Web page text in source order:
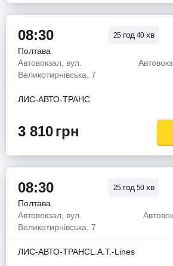
08:30 25 год 40 хв
Полтава
Автовокзал, вул.
Великотирнівська, 7
ЛИС-АВТО-ТРАНС
3 810грн
08:30 25 год 50 хв
Полтава
Автовокзал, вул.
Великотирнівська, 7
ЛИС-АВТО-ТРАНСL.A.T.-Lines